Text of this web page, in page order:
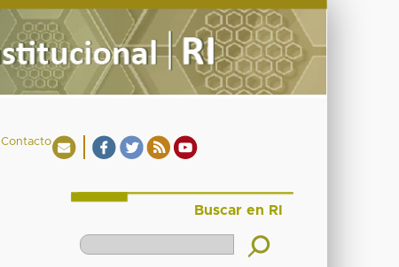
Contacto
Buscar en RI